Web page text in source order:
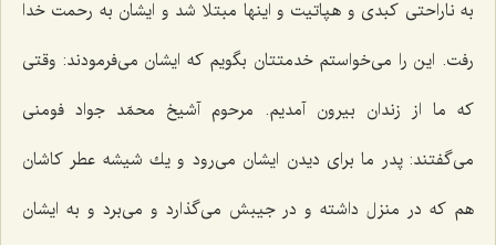
به ناراحتی كبدی و هپاتیت و اینها مبتلا شد و ایشان به رحمت خدا
رفت. این را می‌خواستم خدمتتان بگویم كه ایشان می‌فرمودند: وقتی
كه ما از زندان بیرون آمدیم. مرحوم آشیخ محمّد جواد فومنی
می‌گفتند: پدر ما برای دیدن ایشان می‌رود و یك شیشه عطر كاشان
هم كه در منزل داشته و در جیبش می‌گذارد و می‌برد و به ایشان